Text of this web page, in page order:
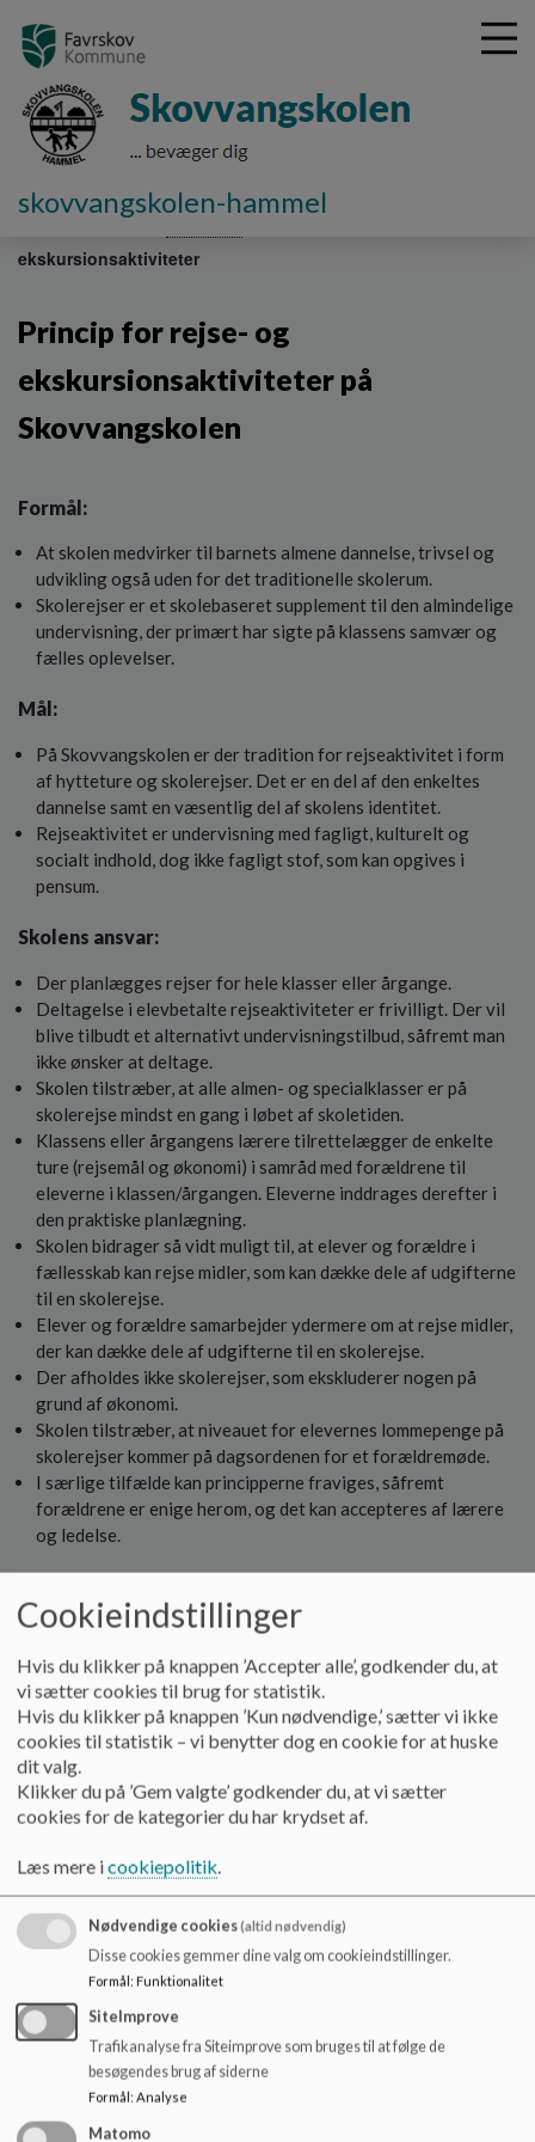
skovvangskolen-hammel
Værdigrundlag
ekskursionsaktiviteter
Princip for rejse- og
ekskursionsaktiviteter på
Skovvangskolen
Formål:
At skolen medvirker til barnets almene dannelse, trivsel og
udvikling også uden for det traditionelle skolerum.
Skolerejser er et skolebaseret supplement til den almindelige
undervisning, der primært har sigte på klassens samvær og
fælles oplevelser.
Mål:
På Skovvangskolen er der tradition for rejseaktivitet i form
af hytteture og skolerejser. Det er en del af den enkeltes
dannelse samt en væsentlig del af skolens identitet.
Rejseaktivitet er undervisning med fagligt, kulturelt og
socialt indhold, dog ikke fagligt stof, som kan opgives i
pensum.
Skolens ansvar:
Der planlægges rejser for hele klasser eller årgange.
Deltagelse i elevbetalte rejseaktiviteter er frivilligt. Der vil
blive tilbudt et alternativt undervisningstilbud, såfremt man
ikke ønsker at deltage.
Skolen tilstræber, at alle almen- og specialklasser er på
skolerejse mindst en gang i løbet af skoletiden.
Klassens eller årgangens lærere tilrettelægger de enkelte
ture (rejsemål og økonomi) i samråd med forældrene til
eleverne i klassen/årgangen. Eleverne inddrages derefter i
den praktiske planlægning.
Skolen bidrager så vidt muligt til, at elever og forældre i
fællesskab kan rejse midler, som kan dække dele af udgifterne
til en skolerejse.
Elever og forældre samarbejder ydermere om at rejse midler,
der kan dække dele af udgifterne til en skolerejse.
Der afholdes ikke skolerejser, som ekskluderer nogen på
grund af økonomi.
Skolen tilstræber, at niveauet for elevernes lommepenge på
skolerejser kommer på dagsordenen for et forældremøde.
I særlige tilfælde kan principperne fraviges, såfremt
forældrene er enige herom, og det kan accepteres af lærere
og ledelse.
6. kl.: Der kan arrangeres en skolerejse af et tidsmæssigt
omfang på max. 3 dage. Aktiviteten lægges sidst i 6. kl.
Prisniveau: op til 400 kr./dag.
9. kl.: Der kan arrangeres skolerejse af et tidsmæssigt
omfang på max. 4 dage. Der forventes et prisniveau, der
giver mulighed for en udenlandsrejse. Prisniveau: op til 700
kr./dag.
79.kl.: Der kan arrangeres skolerejse af et tidsmæssigt
skolerejse i overbygningen. Der forventes et prisniveau, der
giver mulighed for en udenlandsrejse. Prisniveau: op til 700
kr./dag.
10. kl.: Der kan arrangeres skolerejse af et tidsmæssigt
omfang på max. 5 dage. Der påregnes et prisniveau, der giver
mulighed for en udenlandsrejse.
Ekskursioner:
Vi tilstræber, at der kan arrangeres 1-dags ekskursioner på
alle klassetrin.
Cookieindstillinger
Hvis du klikker på knappen ’Accepter alle’, godkender du, at
vi sætter cookies til brug for statistik.
Hvis du klikker på knappen ’Kun nødvendige,’ sætter vi ikke
cookies til statistik – vi benytter dog en cookie for at huske
dit valg.
Klikker du på ’Gem valgte’ godkender du, at vi sætter
cookies for de kategorier du har krydset af.
Læs mere icookiepolitik.
Nødvendige cookies(altid nødvendig)
Disse cookies gemmer dine valg om cookieindstillinger.
Formål: Funktionalitet
SiteImprove
Trafikanalyse fra Siteimprove som bruges til at følge de
besøgendes brug af siderne
Formål : Analyse
Matomo